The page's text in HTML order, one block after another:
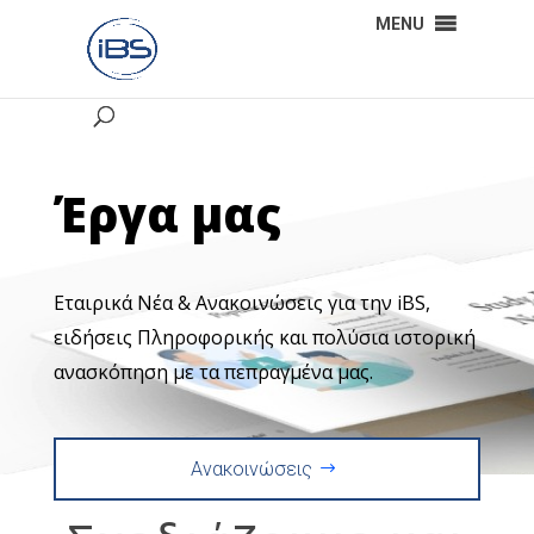
MENU
Έργα μας
Εταιρικά Νέα & Ανακοινώσεις για την iBS,
ειδήσεις Πληροφορικής και πολύσια ιστορική
ανασκόπηση με τα πεπραγμένα μας.
Ανακοινώσεις